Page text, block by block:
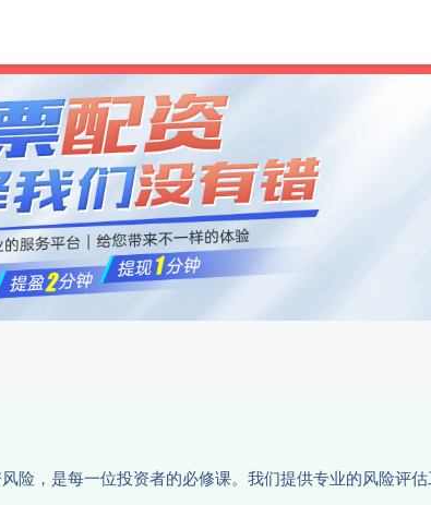
网上
，是每一位投资者的必修课。我们提供专业的风险评估